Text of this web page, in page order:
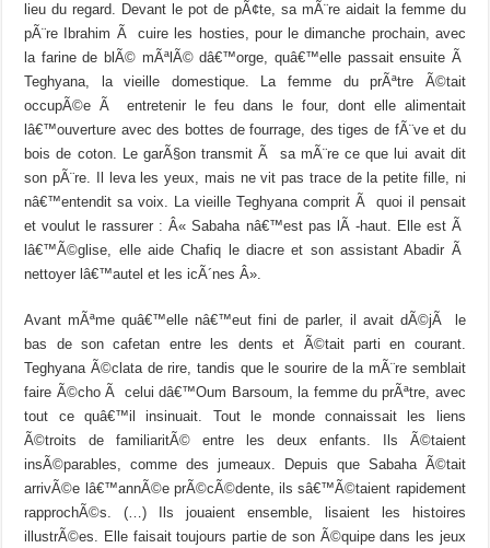
lieu du regard. Devant le pot de pÃ¢te, sa mÃ¨re aidait la femme du
pÃ¨re Ibrahim Ã cuire les hosties, pour le dimanche prochain, avec
la farine de blÃ© mÃªlÃ© dâ€™orge, quâ€™elle passait ensuite Ã
Teghyana, la vieille domestique. La femme du prÃªtre Ã©tait
occupÃ©e Ã entretenir le feu dans le four, dont elle alimentait
lâ€™ouverture avec des bottes de fourrage, des tiges de fÃ¨ve et du
bois de coton. Le garÃ§on transmit Ã sa mÃ¨re ce que lui avait dit
son pÃ¨re. Il leva les yeux, mais ne vit pas trace de la petite fille, ni
nâ€™entendit sa voix. La vieille Teghyana comprit Ã quoi il pensait
et voulut le rassurer : Â« Sabaha nâ€™est pas lÃ -haut. Elle est Ã
lâ€™Ã©glise, elle aide Chafiq le diacre et son assistant Abadir Ã
nettoyer lâ€™autel et les icÃ´nes Â».
Avant mÃªme quâ€™elle nâ€™eut fini de parler, il avait dÃ©jÃ le
bas de son cafetan entre les dents et Ã©tait parti en courant.
Teghyana Ã©clata de rire, tandis que le sourire de la mÃ¨re semblait
faire Ã©cho Ã celui dâ€™Oum Barsoum, la femme du prÃªtre, avec
tout ce quâ€™il insinuait. Tout le monde connaissait les liens
Ã©troits de familiaritÃ© entre les deux enfants. Ils Ã©taient
insÃ©parables, comme des jumeaux. Depuis que Sabaha Ã©tait
arrivÃ©e lâ€™annÃ©e prÃ©cÃ©dente, ils sâ€™Ã©taient rapidement
rapprochÃ©s. (…) Ils jouaient ensemble, lisaient les histoires
illustrÃ©es. Elle faisait toujours partie de son Ã©quipe dans les jeux